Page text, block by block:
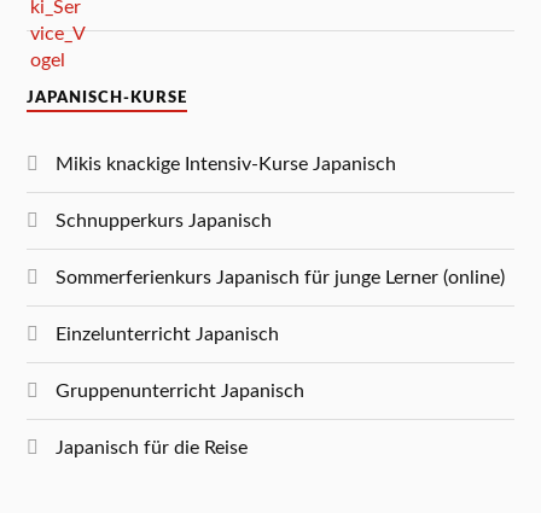
JAPANISCH-KURSE
Mikis knackige Intensiv-Kurse Japanisch
Schnupperkurs Japanisch
Sommerferienkurs Japanisch für junge Lerner (online)
Einzelunterricht Japanisch
Gruppenunterricht Japanisch
Japanisch für die Reise